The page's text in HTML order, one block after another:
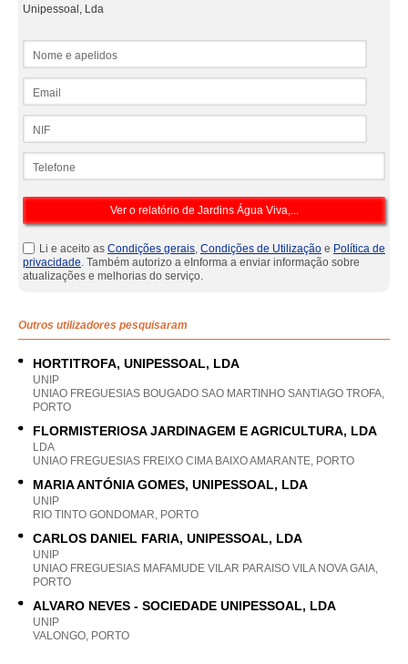
Unipessoal, Lda
Li e aceito as Condições gerais, Condições de Utilização e Política de
privacidade. Também autorizo a eInforma a enviar informação sobre
atualizações e melhorias do serviço.
Outros utilizadores pesquisaram
HORTITROFA, UNIPESSOAL, LDA
UNIP
UNIAO FREGUESIAS BOUGADO SAO MARTINHO SANTIAGO TROFA,
PORTO
FLORMISTERIOSA JARDINAGEM E AGRICULTURA, LDA
LDA
UNIAO FREGUESIAS FREIXO CIMA BAIXO AMARANTE, PORTO
MARIA ANTÓNIA GOMES, UNIPESSOAL, LDA
UNIP
RIO TINTO GONDOMAR, PORTO
CARLOS DANIEL FARIA, UNIPESSOAL, LDA
UNIP
UNIAO FREGUESIAS MAFAMUDE VILAR PARAISO VILA NOVA GAIA,
PORTO
ALVARO NEVES - SOCIEDADE UNIPESSOAL, LDA
UNIP
VALONGO, PORTO